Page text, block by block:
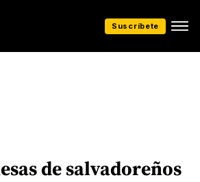
Suscríbete
de salvadoreños